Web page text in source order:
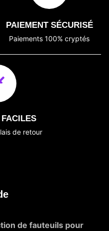
PAIEMENT SÉCURISÉ
Paiements 100% cryptés
FACILES
de retour
de fauteuils pour